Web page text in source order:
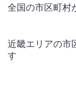
全国の市区町村
近畿エリアの市
す